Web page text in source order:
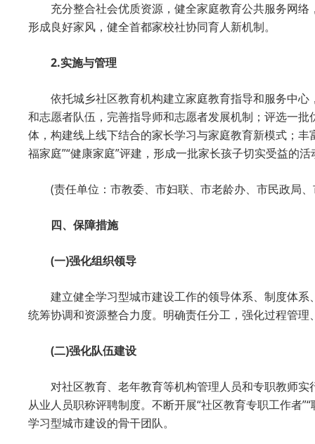
充分整合社会优质资源，健全家庭教育公共服务网
形成良好家风，健全首都家校社协同育人新机制。
2.实施与管理
依托城乡社区教育机构建立家庭教育指导和服务中
和志愿者队伍，完善指导师和志愿者发展机制；评选一
体，构建线上线下结合的家长学习与家庭教育新模式；丰
福家庭”“健康家庭”评建，形成一批家长孩子切实受益的
(责任单位：市教委、市妇联、市老龄办、市民政局
四、保障措施
(一)强化组织领导
建立健全学习型城市建设工作的领导体系、制度体
统筹协调和资源整合力度。明确责任分工，强化过程管
(二)强化队伍建设
对社区教育、老年教育等机构管理人员和专职教师
从业人员职称评聘制度。不断开展“社区教育专职工作者
学习型城市建设的骨干团队。